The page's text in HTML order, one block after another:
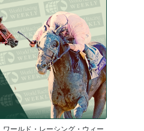
ールド・レーシング・ウィー